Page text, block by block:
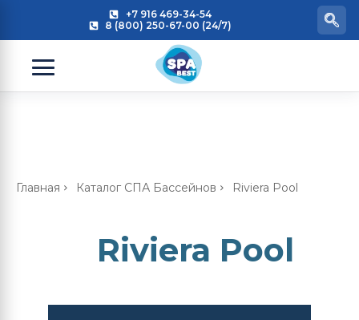
+7 916 469-34-54
8 (800) 250-67-00 (24/7)
Главная Каталог СПА Бассейнов Riviera Pool
Riviera Pool